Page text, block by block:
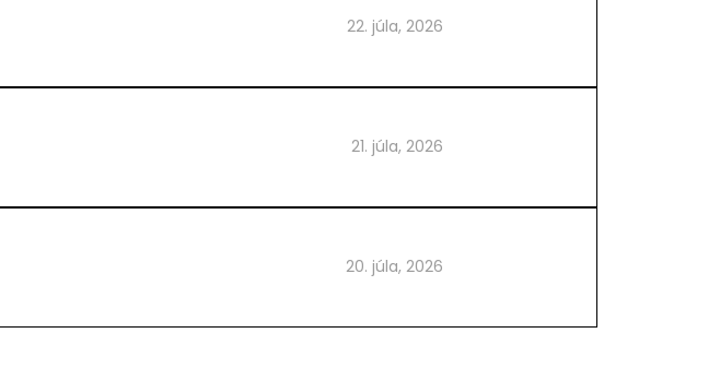
22. júla, 2026
21. júla, 2026
20. júla, 2026